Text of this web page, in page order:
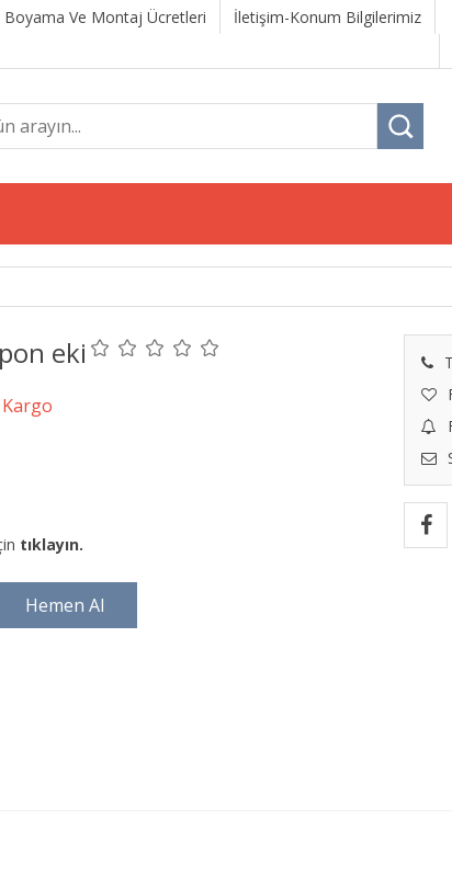
Boyama Ve Montaj Ücretleri
İletişim-Konum Bilgilerimiz
eki
tıklayın.